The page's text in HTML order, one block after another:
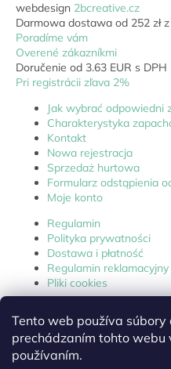
Tento web používa súbory
prechádzaním tohto webu
používaním.
webdesign 2bcreative.cz
Darmowa dostawa od 252 zł
Poradíme vám
Overené zákazníkmi
Doručenie od 3.63 EUR s DPH
Pri registrácii zľava 2%
Jak wybrać odpowiedni
Charakterystyka
Kontakt
Nowa rejestracja
Sprzedaż hurtowa
Formularz odstąpienia
Moje konto
Regulamin
Polityka prywatności
Dostawa i płatność
Regulamin reklamacyjny
Pliki cookies
Karty charakterystyki